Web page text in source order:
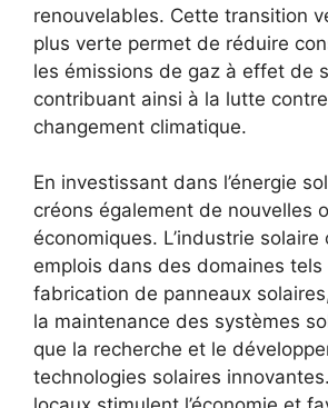
renouvelables. Cette transition
plus verte permet de réduire
⁢les émissions de gaz à effet de
contribuant​ ainsi à ​la lutte
changement climatique.
En investissant dans l’énergie
créons également​ de nouvelles
économiques. L’industrie solaire
emplois dans des domaines tels
fabrication de panneaux
la maintenance des ⁤systèmes
que⁢ la recherche et le
technologies solaires